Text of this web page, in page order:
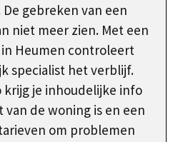
gebreken van een
niet meer zien. Met een
Heumen controleert
specialist het verblijf.
krijg je inhoudelijke info
van de woning is en een
om problemen